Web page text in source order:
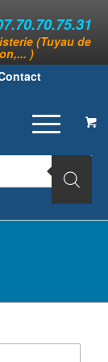
(Tuyau de
)